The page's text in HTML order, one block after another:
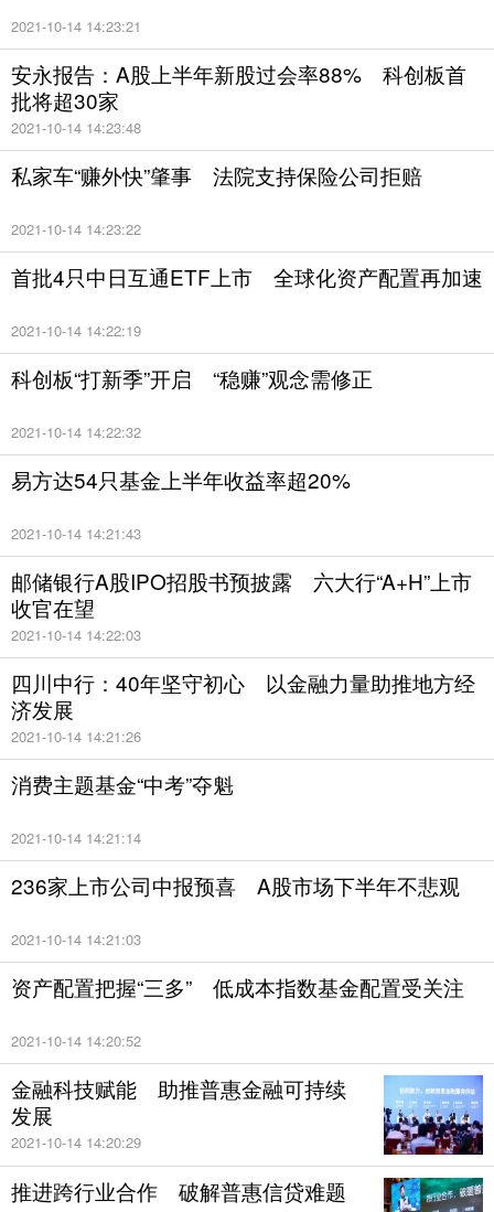
2021-10-14 14:23:21
安永报告：A股上半年新股过会率88% 科创板首
批将超30家
2021-10-14 14:23:48
私家车“赚外快”肇事 法院支持保险公司拒赔
2021-10-14 14:23:22
首批4只中日互通ETF上市 全球化资产配置再加速
2021-10-14 14:22:19
科创板“打新季”开启 “稳赚”观念需修正
2021-10-14 14:22:32
易方达54只基金上半年收益率超20%
2021-10-14 14:21:43
邮储银行A股IPO招股书预披露 六大行“A+H”上市
收官在望
2021-10-14 14:22:03
四川中行：40年坚守初心 以金融力量助推地方经
济发展
2021-10-14 14:21:26
消费主题基金“中考”夺魁
2021-10-14 14:21:14
236家上市公司中报预喜 A股市场下半年不悲观
2021-10-14 14:21:03
资产配置把握“三多” 低成本指数基金配置受关注
2021-10-14 14:20:52
金融科技赋能 助推普惠金融可持续
发展
2021-10-14 14:20:29
推进跨行业合作 破解普惠信贷难题